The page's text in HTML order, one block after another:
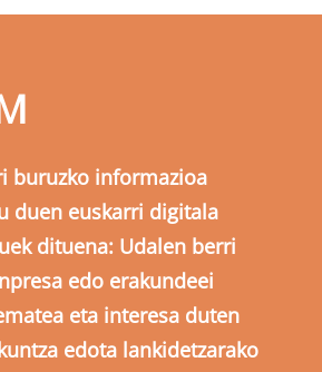
buruzko informazioa
duen euskarri digitala
dituena: Udalen berri
edo erakundeei
eta interesa duten
edota lankidetzarako